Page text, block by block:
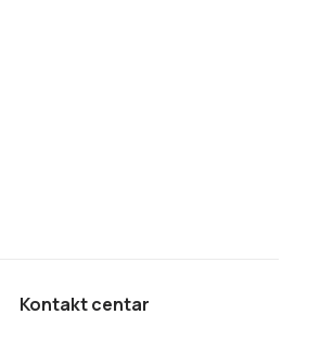
Kontakt centar